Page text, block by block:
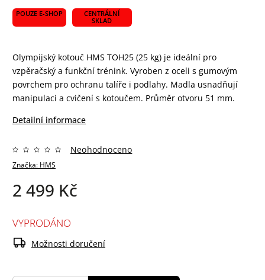
POUZE E-SHOP
CENTRÁLNÍ
SKLAD
Olympijský kotouč HMS TOH25 (25 kg) je ideální pro
vzpěračský a funkční trénink. Vyroben z oceli s gumovým
povrchem pro ochranu talíře i podlahy. Madla usnadňují
manipulaci a cvičení s kotoučem. Průměr otvoru 51 mm.
Detailní informace
Značka: HMS
Neohodnoceno
2 499 Kč
VYPRODÁNO
Možnosti doručení